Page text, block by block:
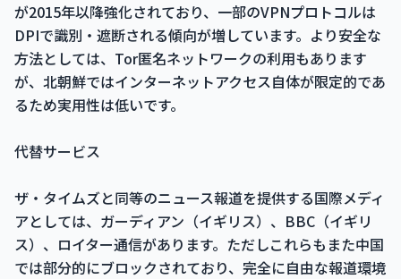
が2015年以降強化されており、一部のVPNプロトコルは
DPIで識別・遮断される傾向が増しています。より安全な
方法としては、Tor匿名ネットワークの利用もあります
が、北朝鮮ではインターネットアクセス自体が限定的であ
るため実用性は低いです。
代替サービス
ザ・タイムズと同等のニュース報道を提供する国際メディ
アとしては、ガーディアン（イギリス）、BBC（イギリ
ス）、ロイター通信があります。ただしこれらもまた中国
では部分的にブロックされており、完全に自由な報道環境